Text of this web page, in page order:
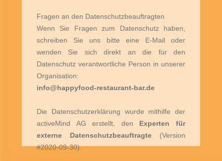
Fragen an den Datenschutzbeauftragten
Wenn Sie Fragen zum Datenschutz haben,
schreiben Sie uns bitte eine E-Mail oder
wenden Sie sich direkt an die für den
Datenschutz verantwortliche Person in unserer
Organisation:
info@happyfood-restaurant-bar.de
Die Datenschutzerklärung wurde mithilfe der
activeMind AG erstellt, den Experten für
externe Datenschutzbeauftragte (Version
#2020-09-30).